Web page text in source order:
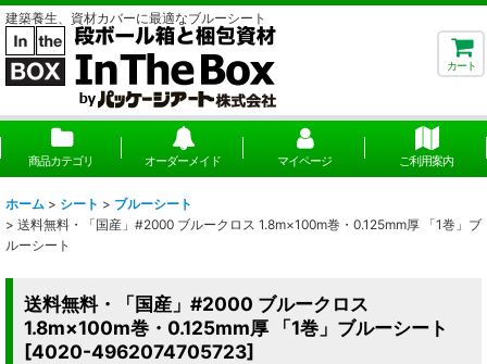
建築養生、資材カバーに最適なブルーシート
カート
商品カテゴリ オーダーメイド マイページ ご利用案内
ホーム > シート > ブルーシート
> 送料無料・「国産」#2000 ブルークロス 1.8m×100m巻・0.125mm厚 「1巻」ブ
ルーシート
送料無料・「国産」#2000 ブルークロス
1.8m×100m巻・0.125mm厚 「1巻」ブルーシート
[4020-4962074705723]